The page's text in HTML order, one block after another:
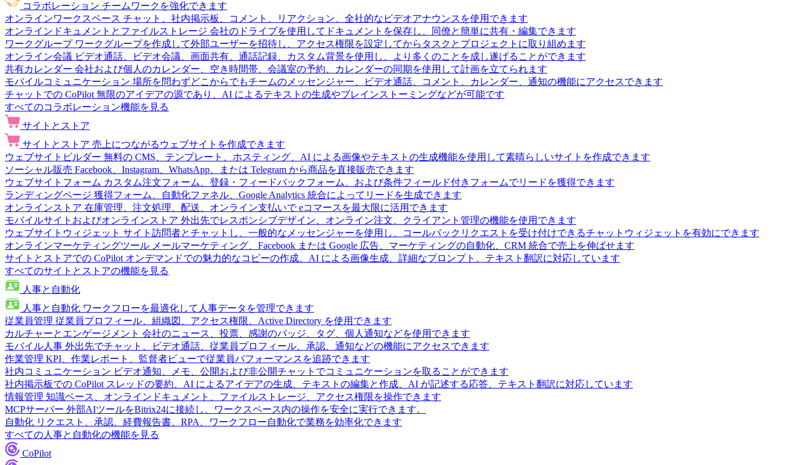
コラボレーション チームワークを強化できます
オンラインワークスペース チャット、社内掲示板、コメント、リアクション、全社的なビデオアナウンスを使用できます
オンラインドキュメントとファイルストレージ 会社のドライブを使用してドキュメントを保存し、同僚と簡単に共有・編集できます
ワークグループ ワークグループを作成して外部ユーザーを招待し、アクセス権限を設定してからタスクとプロジェクトに取り組めます
オンライン会議 ビデオ通話、ビデオ会議、画面共有、通話記録、カスタム背景を使用し、より多くのことを成し遂げることができます
共有カレンダー 会社および個人のカレンダー、空き時間帯、会議室の予約、カレンダーの同期を使用して計画を立てられます
モバイルコミュニケーション 場所を問わずどこからでもチームのメッセンジャー、ビデオ通話、コメント、カレンダー、通知の機能にアクセスできます
チャットでの CoPilot 無限のアイデアの源であり、AI によるテキストの生成やブレインストーミングなどが可能です
すべてのコラボレーション機能を見る
サイトとストア
サイトとストア 売上につながるウェブサイトを作成できます
ウェブサイトビルダー 無料の CMS、テンプレート、ホスティング、AI による画像やテキストの生成機能を使用して素晴らしいサイトを作成できます
ソーシャル販売 Facebook、Instagram、WhatsApp、または Telegram から商品を直接販売できます
ウェブサイトフォーム カスタム注文フォーム、登録・フィードバックフォーム、および条件フィールド付きフォームでリードを獲得できます
ランディングページ 獲得フォーム、自動化ファネル、Google Analytics 統合によってリードを生成できます
オンラインストア 在庫管理、注文処理、配送、オンライン支払いで eコマースを最大限に活用できます
モバイルサイトおよびオンラインストア 外出先でレスポンシブデザイン、オンライン注文、クライアント管理の機能を使用できます
ウェブサイトウィジェット サイト訪問者とチャットし、一般的なメッセンジャーを使用し、コールバックリクエストを受け付けできるチャットウィジェットを有効にできます
オンラインマーケティングツール メールマーケティング、Facebook または Google 広告、マーケティングの自動化、CRM 統合で売上を伸ばせます
サイトとストアでの CoPilot オンデマンドでの魅力的なコピーの作成、AI による画像生成、詳細なプロンプト、テキスト翻訳に対応しています
すべてのサイトとストアの機能を見る
人事と自動化
人事と自動化 ワークフローを最適化して人事データを管理できます
従業員管理 従業員プロフィール、組織図、アクセス権限、Active Directory を使用できます
カルチャーとエンゲージメント 会社のニュース、投票、感謝のバッジ、タグ、個人通知などを使用できます
モバイル人事 外出先でチャット、ビデオ通話、従業員プロフィール、承認、通知などの機能にアクセスできます
作業管理 KPI、作業レポート、監督者ビューで従業員パフォーマンスを追跡できます
社内コミュニケーション ビデオ通知、メモ、公開および非公開チャットでコミュニケーションを取ることができます
社内掲示板での CoPilot スレッドの要約、AI によるアイデアの生成、テキストの編集と作成、AI が記述する応答、テキスト翻訳に対応しています
情報管理 知識ベース、オンラインドキュメント、ファイルストレージ、アクセス権限を操作できます
MCPサーバー 外部AIツールをBitrix24に接続し、ワークスペース内の操作を安全に実行できます。
自動化 リクエスト、承認、経費報告書、RPA、ワークフロー自動化で業務を効率化できます
すべての人事と自動化の機能を見る
CoPilot